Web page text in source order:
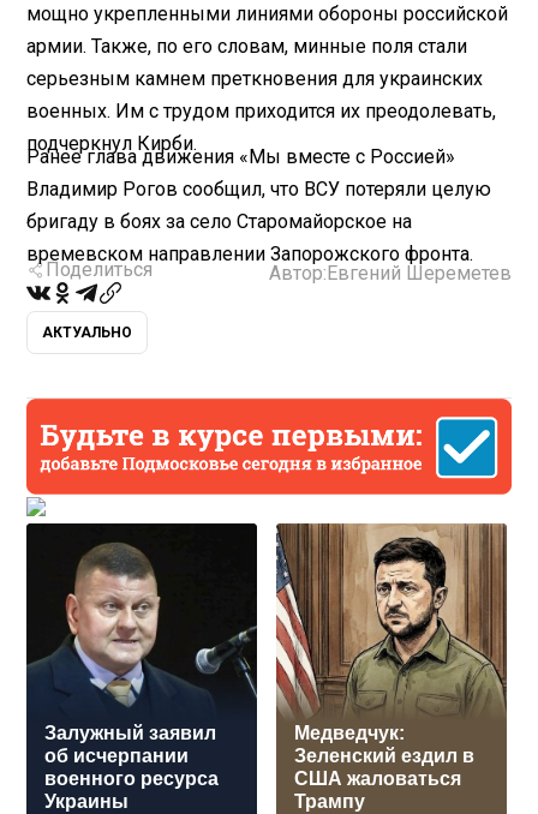
мощно укрепленными линиями обороны российской
армии. Также, по его словам, минные поля стали
серьезным камнем преткновения для украинских
военных. Им с трудом приходится их преодолевать,
подчеркнул Кирби.
Ранее глава движения «Мы вместе с Россией»
Владимир Рогов сообщил, что ВСУ потеряли целую
бригаду в боях за село Старомайорское на
времевском направлении Запорожского фронта.
Поделиться Автор: Евгений Шереметев
АКТУАЛЬНО
Залужный заявил
об исчерпании
военного ресурса
Украины
Медведчук:
Зеленский ездил в
США жаловаться
Трампу